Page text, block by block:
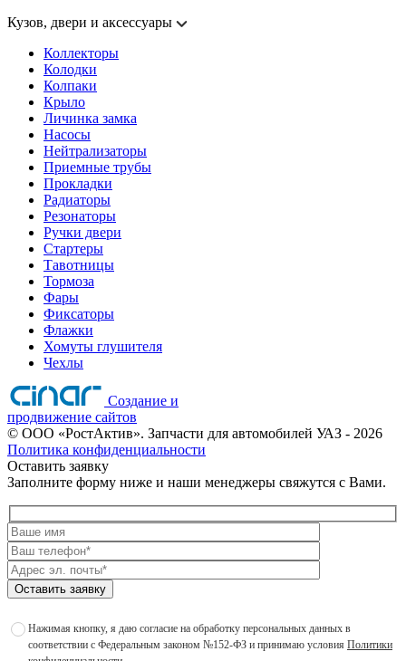
Кузов, двери и аксессуары
Коллекторы
Колодки
Колпаки
Крыло
Личинка замка
Насосы
Нейтрализаторы
Приемные трубы
Прокладки
Радиаторы
Резонаторы
Ручки двери
Стартеры
Тавотницы
Тормоза
Фары
Фиксаторы
Флажки
Хомуты глушителя
Чехлы
Создание и
продвижение сайтов
© ООО «РостАктив». Запчасти для автомобилей УАЗ - 2026
Политика конфиденциальности
Оставить заявку
Заполните форму ниже и наши менеджеры свяжутся с Вами.
Оставить заявку
Нажимая кнопку, я даю согласие на обработку персональных данных в
соответствии с Федеральным законом №152-ФЗ и принимаю условия Политики